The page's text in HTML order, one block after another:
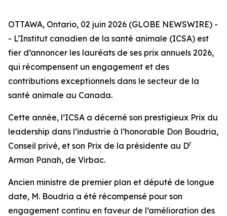
OTTAWA, Ontario, 02 juin 2026 (GLOBE NEWSWIRE) -
- L’Institut canadien de la santé animale (ICSA) est
fier d’annoncer les lauréats de ses prix annuels 2026,
qui récompensent un engagement et des
contributions exceptionnels dans le secteur de la
santé animale au Canada.
Cette année, l’ICSA a décerné son prestigieux Prix du
leadership dans l’industrie à l’honorable Don Boudria,
Conseil privé, et son Prix de la présidente au Dr
Arman Panah, de Virbac.
Ancien ministre de premier plan et député de longue
date, M. Boudria a été récompensé pour son
engagement continu en faveur de l’amélioration des